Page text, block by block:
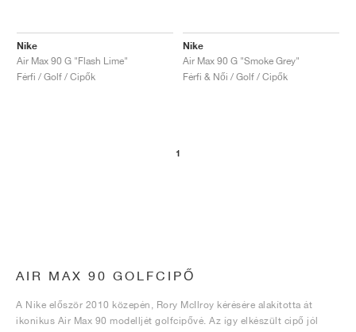
Nike
Air Max 90 G "Flash Lime"
Férfi / Golf / Cipők
Nike
Air Max 90 G "Smoke Grey"
Férfi & Női / Golf / Cipők
1
AIR MAX 90 GOLFCIPŐ
A Nike először 2010 közepén, Rory McIlroy kérésére alakította át
ikonikus Air Max 90 modelljét golfcipővé. Az így elkészült cipő jól